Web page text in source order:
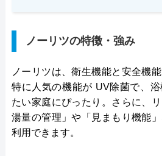
ノーリツの特徴・強み
ノーリツは、衛生機能と安全機
特に人気の機能が UV除菌で、
たい家庭にぴったり。さらに、
湯量の管理」や「見まもり機能
利用できます。